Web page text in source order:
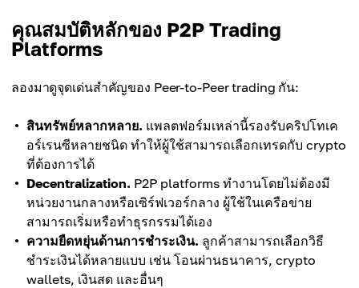
คุณสมบัติหลักของ P2P Trading
Platforms
ลองมาดูจุดเด่นสำคัญของ Peer-to-Peer trading กัน:
สินทรัพย์หลากหลาย. แพลตฟอร์มเหล่านี้รองรับคริปโทเค
อร์เรนซีหลายชนิด ทำให้ผู้ใช้สามารถเลือกเทรดกับ crypto
ที่ต้องการได้
Decentralization. P2P platforms ทำงานโดยไม่ต้องมี
หน่วยงานกลางหรือเซิร์ฟเวอร์กลาง ผู้ใช้ในเครือข่าย
สามารถเริ่มหรือทำธุรกรรมได้เอง
ความยืดหยุ่นด้านการชำระเงิน. ลูกค้าสามารถเลือกวิธี
ชำระเงินได้หลายแบบ เช่น โอนผ่านธนาคาร, crypto
wallets, เงินสด และอื่นๆ